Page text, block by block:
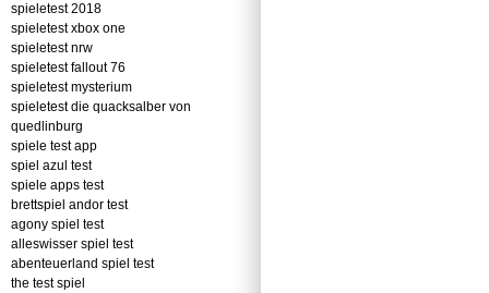
spieletest 2018
spieletest xbox one
spieletest nrw
spieletest fallout 76
spieletest mysterium
spieletest die quacksalber von
quedlinburg
spiele test app
spiel azul test
spiele apps test
brettspiel andor test
agony spiel test
alleswisser spiel test
abenteuerland spiel test
the test spiel